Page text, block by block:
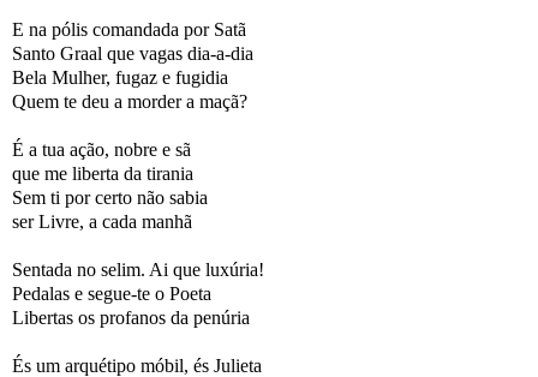
E na pólis comandada por Satã
Santo Graal que vagas dia-a-dia
Bela Mulher, fugaz e fugidia
Quem te deu a morder a maçã?
É a tua ação, nobre e sã
que me liberta da tirania
Sem ti por certo não sabia
ser Livre, a cada manhã
Sentada no selim. Ai que luxúria!
Pedalas e segue-te o Poeta
Libertas os profanos da penúria
És um arquétipo móbil, és Julieta